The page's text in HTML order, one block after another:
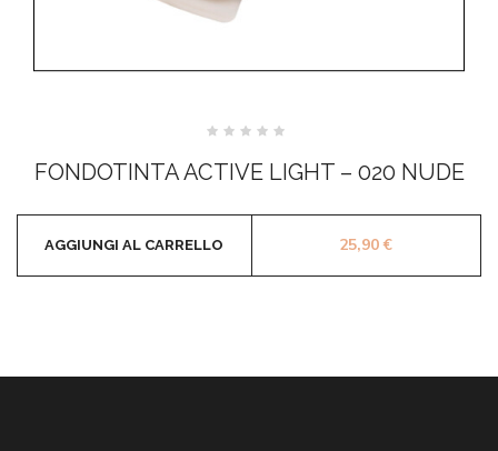
su
5
FONDOTINTA ACTIVE LIGHT – 020 NUDE
25,90€
AGGIUNGI AL CARRELLO